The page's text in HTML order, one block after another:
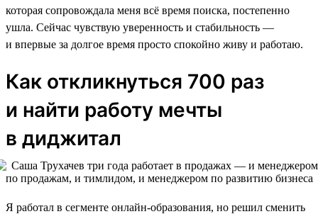
которая сопровождала меня всё время поиска, постепенно
ушла. Сейчас чувствую уверенность и стабильность —
и впервые за долгое время просто спокойно живу и работаю.
Как откликнуться 700 раз
и найти работу мечты
в диджитал
Я работал в сегменте онлайн-образования, но решил сменить